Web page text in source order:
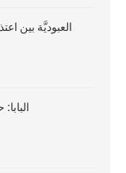
العبوديَّة بين